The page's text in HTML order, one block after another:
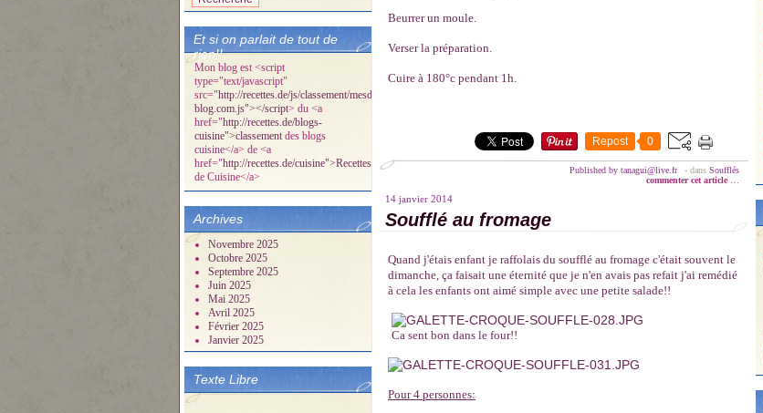
Et si on parlait de tout de
rien!!
Mon blog est <script
type="text/javascript"
src="http://recettes.de/js/classement/mesdelicesparadisiaques.over-
blog.com.js"></script> du <a
href="http://recettes.de/blogs-
cuisine">classement des blogs
cuisine</a> de <a
href="http://recettes.de/cuisine">Recettes
de Cuisine</a>
Archives
Novembre 2025
Octobre 2025
Septembre 2025
Juin 2025
Mai 2025
Avril 2025
Février 2025
Janvier 2025
Texte Libre
Beurrer un moule.
Verser la préparation.
Cuire à 180°c pendant 1h.
Repost 0
Published by tanagui@live.fr - dans Soufflés
commenter cet article
14 janvier 2014
Soufflé au fromage
Quand j'étais enfant je raffolais du soufflé au fromage c'était souvent le
dimanche, ça faisait une éternité que je n'en avais pas refait j'ai remédié
à cela les enfants ont aimé simple avec une petite salade!!
Ca sent bon dans le four!!
Pour 4 personnes: